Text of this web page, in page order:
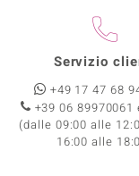
Servizio
+49 17 47 68
+39 06 89970061
(dalle 09:00 alle
16:00 alle